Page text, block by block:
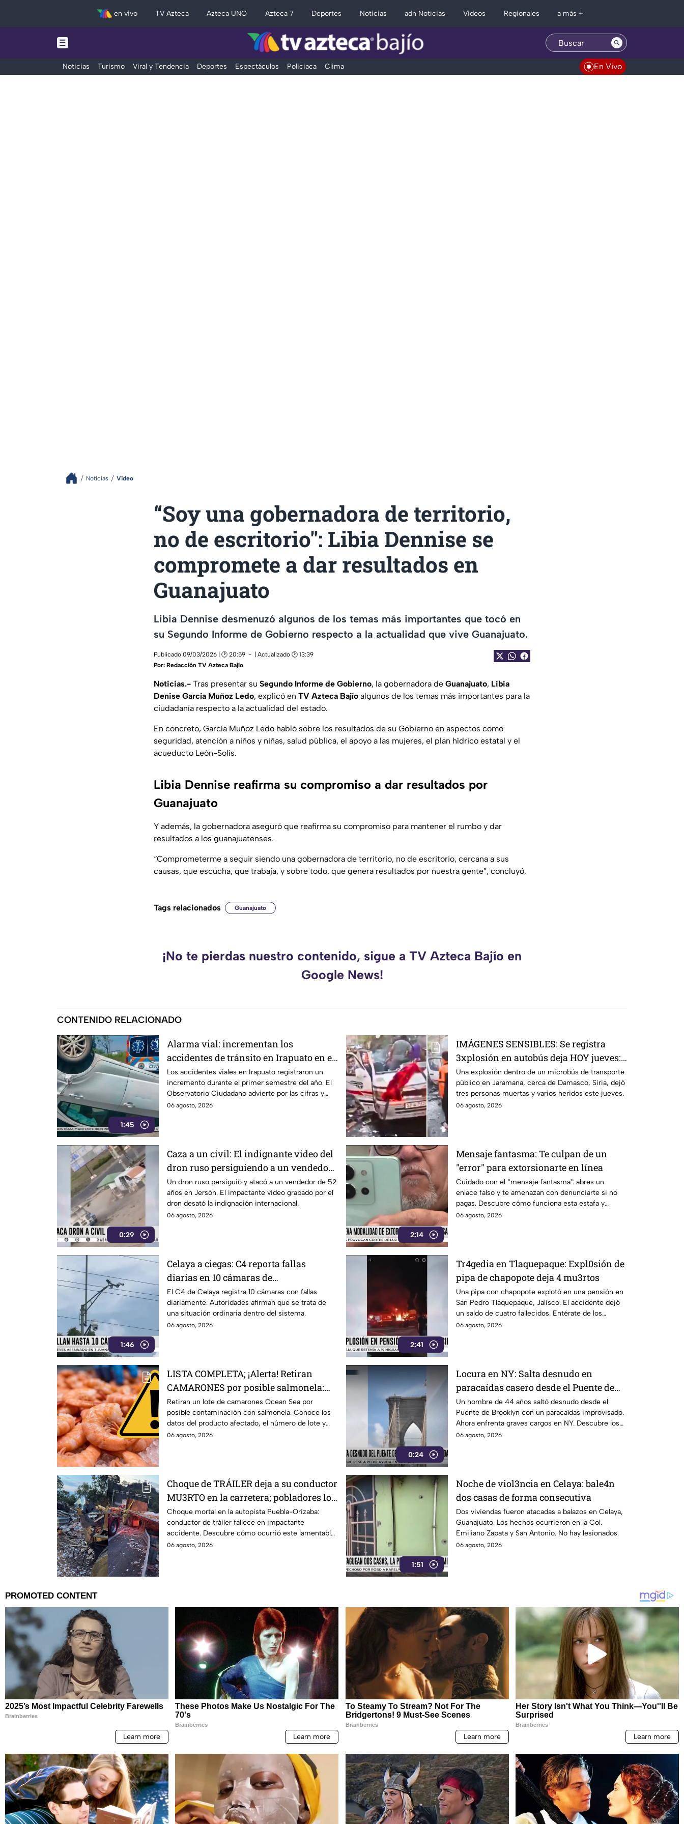
en vivo TV Azteca Azteca UNO Azteca 7 Deportes Noticias adn Noticias Videos Regionales a más +
Noticias Turismo Viral y Tendencia Deportes Espectáculos Policiaca Clima En Vivo
Noticias Video
“Soy una gobernadora de territorio,
no de escritorio": Libia Dennise se
compromete a dar resultados en
Guanajuato
Libia Dennise desmenuzó algunos de los temas más importantes que tocó en
su Segundo Informe de Gobierno respecto a la actualidad que vive Guanajuato.
Publicado 09/03/2026 | 🕑 20:59
| Actualizado 🕑 13:39
Por: Redacción TV Azteca Bajío
Noticias.- Tras presentar su Segundo Informe de Gobierno, la gobernadora de Guanajuato, Libia
Denise García Muñoz Ledo, explicó en TV Azteca Bajío algunos de los temas más importantes para la
ciudadanía respecto a la actualidad del estado.
En concreto, García Muñoz Ledo habló sobre los resultados de su Gobierno en aspectos como
seguridad, atención a niños y niñas, salud pública, el apoyo a las mujeres, el plan hídrico estatal y el
acueducto León-Solís.
Libia Dennise reafirma su compromiso a dar resultados por
Guanajuato
Y además, la gobernadora aseguró que reafirma su compromiso para mantener el rumbo y dar
resultados a los guanajuatenses.
“Comprometerme a seguir siendo una gobernadora de territorio, no de escritorio, cercana a sus
causas, que escucha, que trabaja, y sobre todo, que genera resultados por nuestra gente”, concluyó.
Tags relacionados Guanajuato
¡No te pierdas nuestro contenido, sigue a TV Azteca Bajío en
Google News!
CONTENIDO RELACIONADO
1:45
Alarma vial: incrementan los
accidentes de tránsito en Irapuato en el
primer semestre
Los accidentes viales en Irapuato registraron un
incremento durante el primer semestre del año. El
Observatorio Ciudadano advierte por las cifras y
percances.
06 agosto, 2026
IMÁGENES SENSIBLES: Se registra
3xplosión en autobús deja HOY jueves:
3 mu3rtos y varios heridos
Una explosión dentro de un microbús de transporte
público en Jaramana, cerca de Damasco, Siria, dejó
tres personas muertas y varios heridos este jueves.
06 agosto, 2026
0:29
Caza a un civil: El indignante video del
dron ruso persiguiendo a un vendedor
de verduras en Ucrania
Un dron ruso persiguió y atacó a un vendedor de 52
años en Jersón. El impactante video grabado por el
dron desató la indignación internacional.
06 agosto, 2026
2:14
Mensaje fantasma: Te culpan de un
"error" para extorsionarte en línea
Cuidado con el “mensaje fantasma": abres un
enlace falso y te amenazan con denunciarte si no
pagas. Descubre cómo funciona esta estafa y
protégete.
06 agosto, 2026
1:46
Celaya a ciegas: C4 reporta fallas
diarias en 10 cámaras de
videovigilancia
El C4 de Celaya registra 10 cámaras con fallas
diariamente. Autoridades afirman que se trata de
una situación ordinaria dentro del sistema.
06 agosto, 2026
2:41
Tr4gedia en Tlaquepaque: Expl0sión de
pipa de chapopote deja 4 mu3rtos
Una pipa con chapopote explotó en una pensión en
San Pedro Tlaquepaque, Jalisco. El accidente dejó
un saldo de cuatro fallecidos. Entérate de los
detalles.
06 agosto, 2026
LISTA COMPLETA; ¡Alerta! Retiran
CAMARONES por posible salmonela:
AQUÍ los datos
Retiran un lote de camarones Ocean Sea por
posible contaminación con salmonela. Conoce los
datos del producto afectado, el número de lote y
qué hacer de haberlo comprado.
06 agosto, 2026
0:24
Locura en NY: Salta desnudo en
paracaídas casero desde el Puente de
Brooklyn
Un hombre de 44 años saltó desnudo desde el
Puente de Brooklyn con un paracaídas improvisado.
Ahora enfrenta graves cargos en NY. Descubre los
detalles.
06 agosto, 2026
Choque de TRÁILER deja a su conductor
MU3RTO en la carretera; pobladores lo
IGNORAN y hacen RAPIÑA del
cargamento
Choque mortal en la autopista Puebla-Orizaba:
conductor de tráiler fallece en impactante
accidente. Descubre cómo ocurrió este lamentable
hecho.
06 agosto, 2026
1:51
Noche de viol3ncia en Celaya: bale4n
dos casas de forma consecutiva
Dos viviendas fueron atacadas a balazos en Celaya,
Guanajuato. Los hechos ocurrieron en la Col.
Emiliano Zapata y San Antonio. No hay lesionados.
06 agosto, 2026